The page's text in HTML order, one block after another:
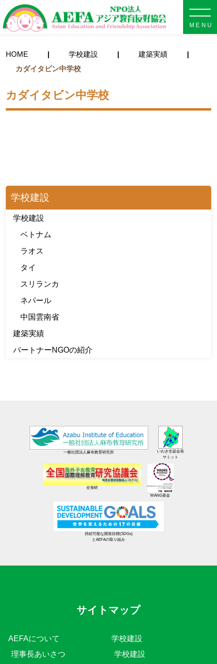
HOME 学校建設
建築実績
カダイタビン中学校
カダイタビン中学校
学校建設
学校建設
ベトナム
ラオス
タイ
スリランカ
ネパール
中国雲南省
建築実績
パートナーNGOの紹介
一般社団法人麻布教育研究所
いわき生徒会長
サミット
全海研
WANG基金
持続可能な開発目標(SDGs)
とAEFAの取り組み
サイトマップ
AEFAについて
理事長あいさつ
学校建設
学校建設